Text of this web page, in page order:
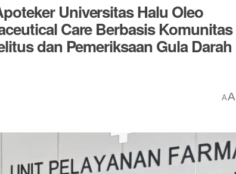
Universitas Halu Oleo
Care Berbasis Komunitas
dan Pemeriksaan Gula Darah
AA